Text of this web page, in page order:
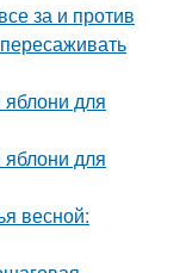
за и против
яблони для
яблони для
весной: